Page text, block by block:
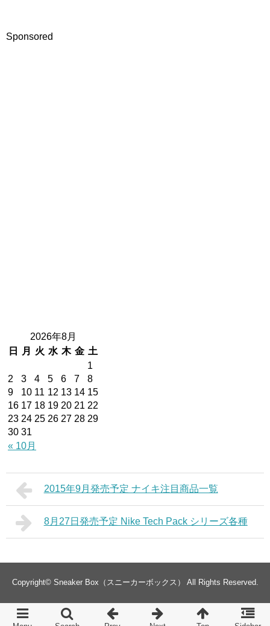
Sponsored
2026年8月
日
月 火 水 木 金 土
« 10月
1
2
3 4 5 6 7
8
9
10 11 12 13 14 15
16 17 18 19 20 21 22
23 24 25 26 27 28 29
30 31
2015年9月発売予定 ナイキ注目商品一覧
8月27日発売予定 Nike Tech Pack シリーズ各種
Copyright© Sneaker Box（スニーカーボックス） All Rights Reserved.